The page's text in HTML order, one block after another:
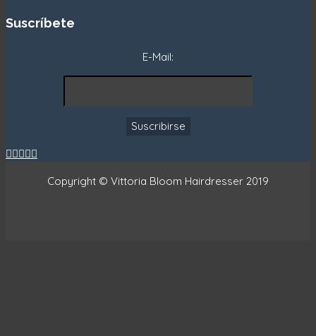
Suscríbete
E-Mail:

Copyright © Vittoria Bloom Hairdresser 2019